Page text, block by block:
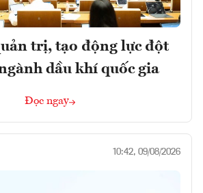
trị, tạo động lực đột
dầu khí quốc gia
Đọc ngay
10:42, 09/08/2026